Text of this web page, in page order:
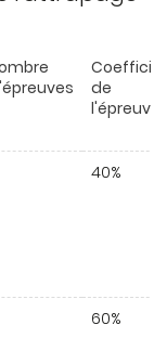
de
l'épreuve
40%
60%